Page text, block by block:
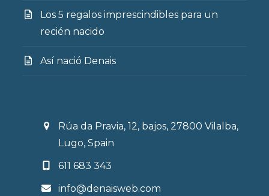
Los 5 regalos imprescindibles para un
recién nacido
Así nació Denais
Rúa da Pravia, 12, bajos, 27800 Vilalba,
Lugo, Spain
611 683 343
info@denaisweb.com